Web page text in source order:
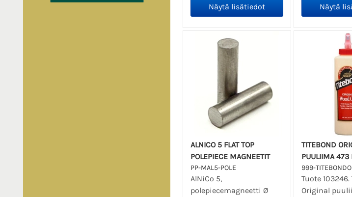
ALNICO 5 FLAT TOP
POLEPIECE MAGNEETIT
PP-MAL5-POLE
AlNiCo 5,
polepiecemagneetti Ø
TITEBOND
PUULIIMA 473
999-
Tuote
Original